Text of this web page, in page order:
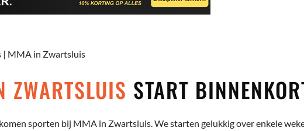
| MMA in Zwartsluis
ZWARTSLUIS START
sporten bij MMA in Zwartsluis. We starten gelukkig over enkele